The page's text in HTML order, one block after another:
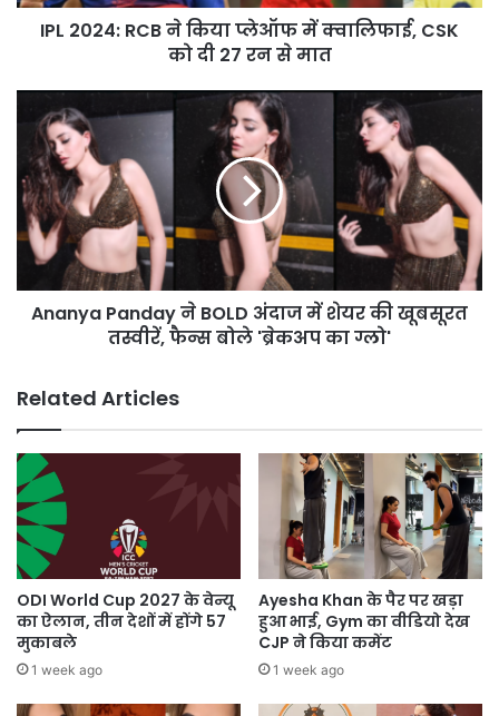
CSK
रन
IPL 2024: RCB ने किया प्लेऑफ में क्वालिफाई, CSK
को दी 27 रन से मात
Ananya
Panday
BOLD
अंदाज
शेयर
खूबसूरत
तस्वीरें,
का
ग्लो'
Ananya Panday ने BOLD अंदाज में शेयर की खूबसूरत
तस्वीरें, फैन्स बोले 'ब्रेकअप का ग्लो'
Related Articles
ODI World Cup 2027 के वेन्यू
का ऐलान, तीन देशों में होंगे 57
मुकाबले
1 week ago
Ayesha Khan के पैर पर खड़ा
हुआ भाई, Gym का वीडियो देख
CJP ने किया कमेंट
1 week ago